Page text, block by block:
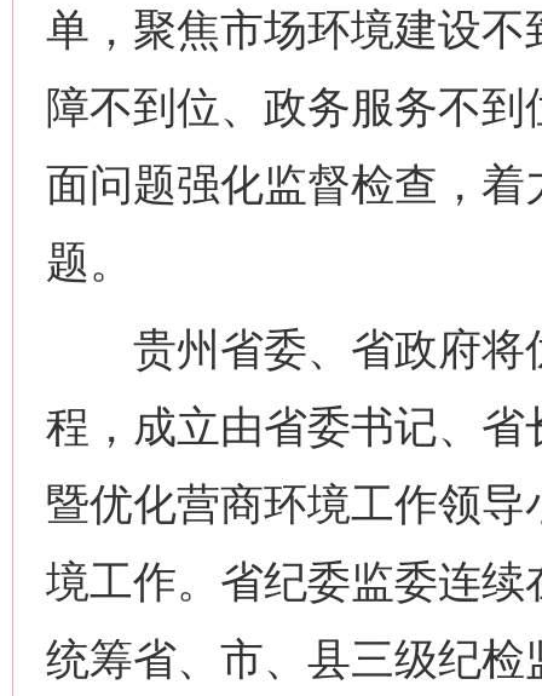
单，聚焦市场环境建设
障不到位、政务服务不
面问题强化监督检查，
题。
贵州省委、省政府将
程，成立由省委书记、
暨优化营商环境工作领
境工作。省纪委监委连
统筹省、市、县三级纪